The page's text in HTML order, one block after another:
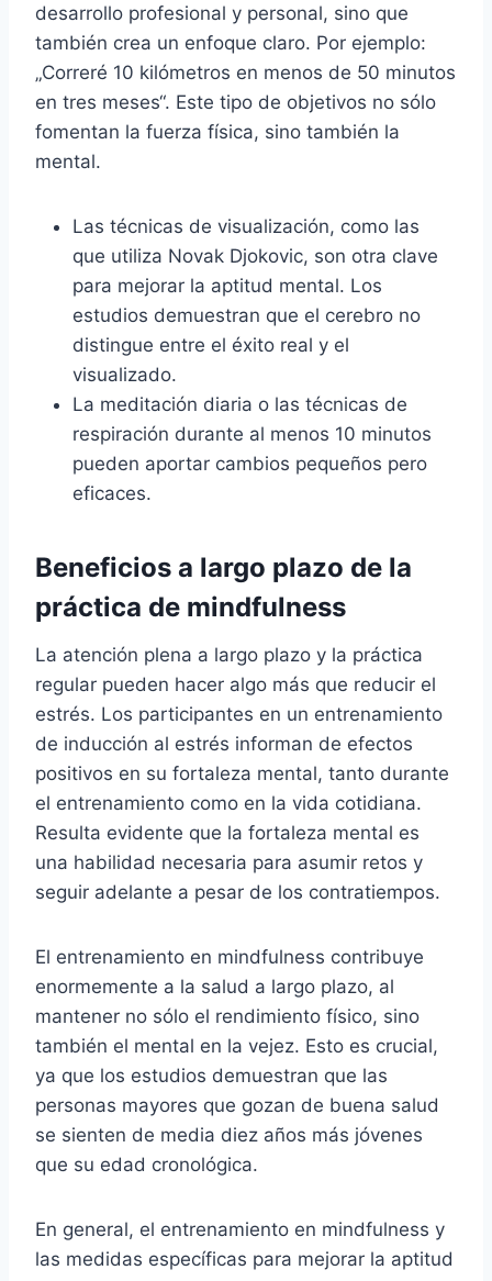
desarrollo profesional y personal, sino que
también crea un enfoque claro. Por ejemplo:
„Correré 10 kilómetros en menos de 50 minutos
en tres meses“. Este tipo de objetivos no sólo
fomentan la fuerza física, sino también la
mental.
Las técnicas de visualización, como las
que utiliza Novak Djokovic, son otra clave
para mejorar la aptitud mental. Los
estudios demuestran que el cerebro no
distingue entre el éxito real y el
visualizado.
La meditación diaria o las técnicas de
respiración durante al menos 10 minutos
pueden aportar cambios pequeños pero
eficaces.
Beneficios a largo plazo de la
práctica de mindfulness
La atención plena a largo plazo y la práctica
regular pueden hacer algo más que reducir el
estrés. Los participantes en un entrenamiento
de inducción al estrés informan de efectos
positivos en su fortaleza mental, tanto durante
el entrenamiento como en la vida cotidiana.
Resulta evidente que la fortaleza mental es
una habilidad necesaria para asumir retos y
seguir adelante a pesar de los contratiempos.
El entrenamiento en mindfulness contribuye
enormemente a la salud a largo plazo, al
mantener no sólo el rendimiento físico, sino
también el mental en la vejez. Esto es crucial,
ya que los estudios demuestran que las
personas mayores que gozan de buena salud
se sienten de media diez años más jóvenes
que su edad cronológica.
En general, el entrenamiento en mindfulness y
las medidas específicas para mejorar la aptitud